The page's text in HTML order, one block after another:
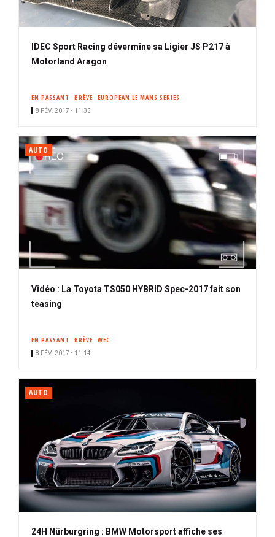
IDEC Sport Racing dévermine sa Ligier JS P217 à
Motorland Aragon
EN PASSANT BRÈVE EUROPEAN LE MANS SERIES
8 FÉV. 2017 • 11:35
AUTO
Vidéo : La Toyota TS050 HYBRID Spec-2017 fait son
teasing
EN PASSANT BRÈVE WEC
8 FÉV. 2017 • 11:14
AUTO
24H Nürburgring : BMW Motorsport affiche ses